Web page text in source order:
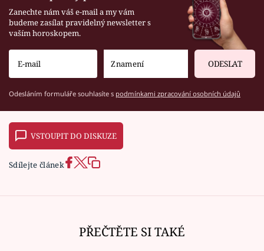
Zanechte nám váš e-mail a my vám
budeme zasílat pravidelný newsletter s
vaším horoskopem.
ODESLAT
Odesláním formuláře souhlasíte s podmínkami zpracování osobních údajů
VSTOUPIT DO DISKUZE
Sdílejte článek
PŘEČTĚTE SI TAKÉ